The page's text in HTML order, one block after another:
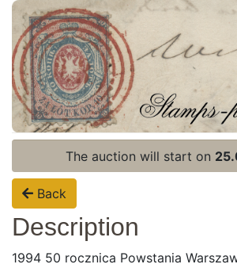
Register
Login
The auction will start on
Back
Description
1994 50 rocznica Powstania